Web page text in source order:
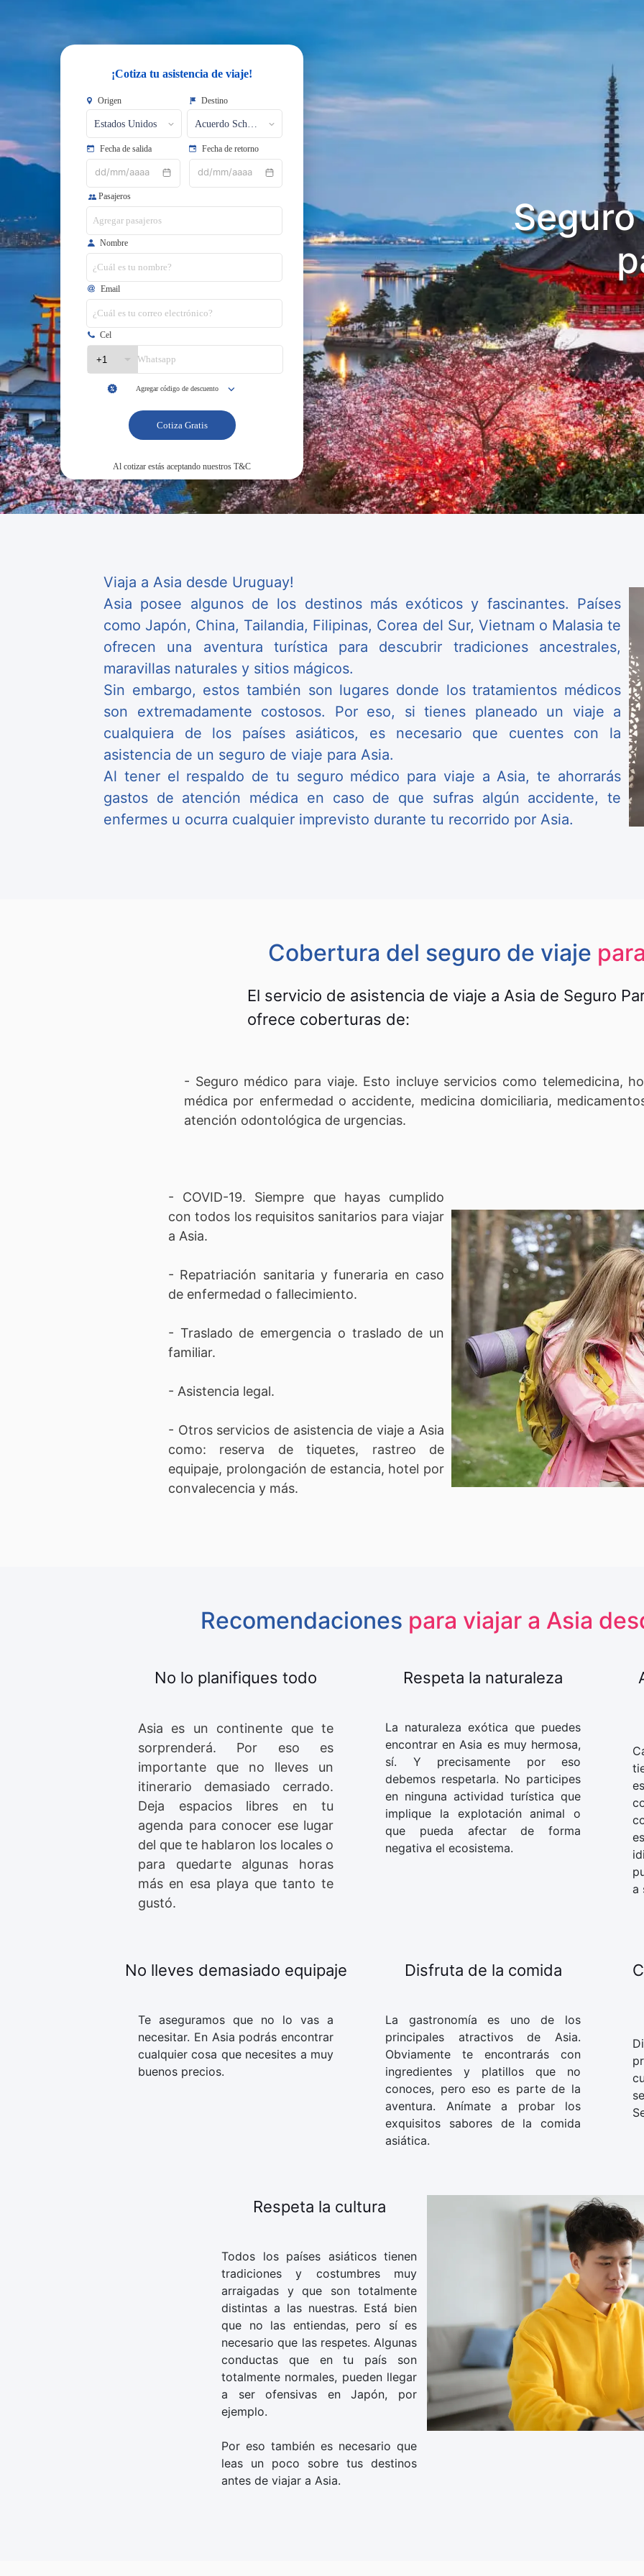
Viaja a Asia desde Uruguay!
Asia posee algunos de los destinos más exóticos y fascinantes. Países
como Japón, China, Tailandia, Filipinas, Corea del Sur, Vietnam o Malasia te
ofrecen una aventura turística para descubrir tradiciones ancestrales,
maravillas naturales y sitios mágicos.
Sin embargo, estos también son lugares donde los tratamientos médicos
son extremadamente costosos. Por eso, si tienes planeado un viaje a
cualquiera de los países asiáticos, es necesario que cuentes con la
asistencia de un seguro de viaje para Asia.
Al tener el respaldo de tu seguro médico para viaje a Asia, te ahorrarás
gastos de atención médica en caso de que sufras algún accidente, te
enfermes u ocurra cualquier imprevisto durante tu recorrido por Asia.
Cobertura del seguro de viaje
El servicio de asistencia de viaje a Asia de Seguro
ofrece coberturas de:​
- Seguro médico para viaje. Esto incluye servicios como telemedicina,
médica por enfermedad o accidente, medicina domiciliaria,
atención odontológica de urgencias.
- COVID-19. Siempre que hayas cumplido
con todos los requisitos sanitarios para viajar
a Asia.
- Repatriación sanitaria y funeraria en caso
de enfermedad o fallecimiento.
- Traslado de emergencia o traslado de un
familiar.
- Asistencia legal.
- Otros servicios de asistencia de viaje a Asia
como: reserva de tiquetes, rastreo de
equipaje, prolongación de estancia, hotel por
convalecencia y más.
Recomendaciones para viajar a Asia
No lo planifiques todo
Asia es un continente que te
sorprenderá. Por eso es
importante que no lleves un
itinerario demasiado cerrado.
Deja espacios libres en tu
agenda para conocer ese lugar
del que te hablaron los locales o
para quedarte algunas horas
más en esa playa que tanto te
gustó.
Respeta la naturaleza
La naturaleza exótica que puedes
encontrar en Asia es muy hermosa,
sí. Y precisamente por eso
debemos respetarla. No participes
en ninguna actividad turística que
implique la explotación animal o
que pueda afectar de forma
negativa el ecosistema.
a
No lleves demasiado equipaje
Te aseguramos que no lo vas a
necesitar. En Asia podrás encontrar
cualquier cosa que necesites a muy
buenos precios.
Disfruta de la comida
La gastronomía es uno de los
principales atractivos de Asia.
Obviamente te encontrarás con
ingredientes y platillos que no
conoces, pero eso es parte de la
aventura. Anímate a probar los
exquisitos sabores de la comida
asiática.
Respeta la cultura
Todos los países asiáticos tienen
tradiciones y costumbres muy
arraigadas y que son totalmente
distintas a las nuestras. Está bien
que no las entiendas, pero sí es
necesario que las respetes. Algunas
conductas que en tu país son
totalmente normales, pueden llegar
a ser ofensivas en Japón, por
ejemplo.
Por eso también es necesario que
leas un poco sobre tus destinos
antes de viajar a Asia.